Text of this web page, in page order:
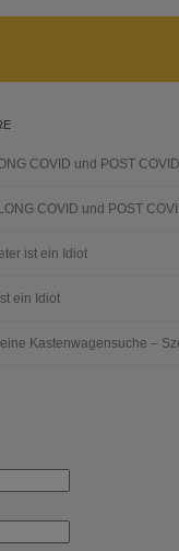
COVID und POST
LONG COVID und POST
ist ein Idiot
ein Idiot
Kastenwagensuche –